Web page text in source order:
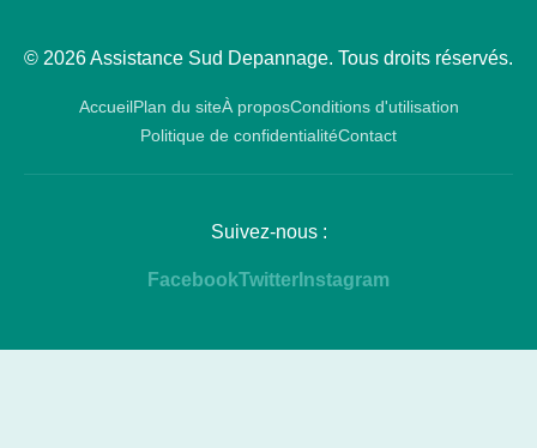
© 2026 Assistance Sud Depannage. Tous droits réservés.
AccueilPlan du siteÀ proposConditions d'utilisation
Politique de confidentialitéContact
Suivez-nous :
FacebookTwitter Instagram